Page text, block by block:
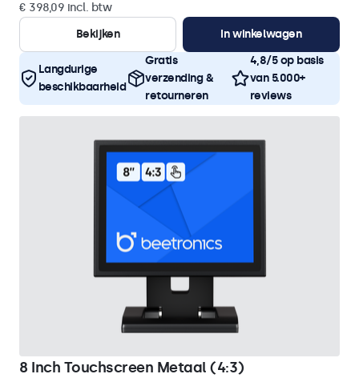
€ 398,09 incl. btw
Bekijken
In winkelwagen
Langdurige
beschikbaarheid
Gratis
verzending &
retourneren
4,8/5 op basis
van 5.000+
reviews
8 Inch Touchscreen Metaal (4:3)